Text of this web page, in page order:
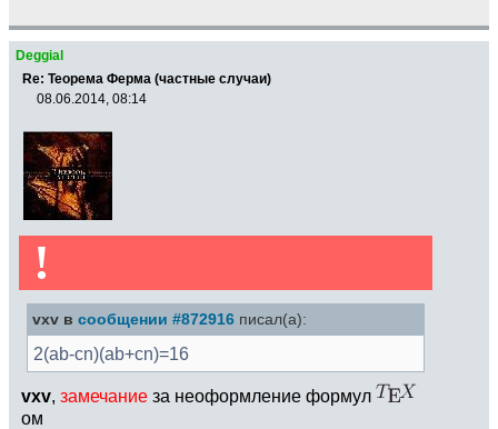
Deggial
Re: Теорема Ферма (частные случаи)
08.06.2014, 08:14
!
vxv в сообщении #872916 писал(а):
2(ab-cn)(ab+cn)=16
vxv, замечание за неоформление формул
ом